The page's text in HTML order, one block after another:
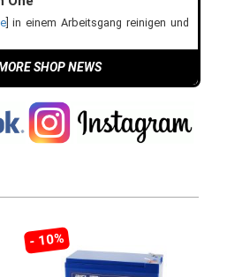
] in einem Arbeitsgang reinigen und
SHOP NEWS
- 10%